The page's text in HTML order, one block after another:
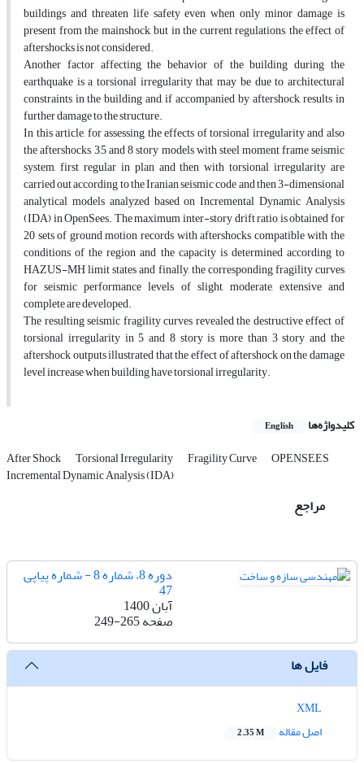
buildings and threaten life safety even when only minor damage is
present from the mainshock, but in the current regulations, the effect of
aftershocks is not considered.
Another factor affecting the behavior of the building during the
earthquake is a torsional irregularity that may be due to architectural
constraints in the building and, if accompanied by aftershock, results in
further damage to the structure.
In this article, for assessing the effects of torsional irregularity and also
the aftershocks, 3,5 and 8 story models with steel moment frame seismic
system, first regular in plan and then with torsional irregularity are
carried out according to the Iranian seismic code and then 3-dimensional
analytical models analyzed based on Incremental Dynamic Analysis
(IDA) in OpenSees. The maximum inter-story drift ratio is obtained for
20 sets of ground motion records with aftershocks compatible with the
conditions of the region and the capacity is determined according to
HAZUS-MH limit states and finally, the corresponding fragility curves
for seismic performance levels of slight, moderate, extensive and
complete are developed.
The resulting seismic fragility curves revealed the destructive effect of
torsional irregularity in 5 and 8 story is more than 3 story and the
aftershock outputs illustrated that the effect of aftershock on the damage
level increase when building have torsional irregularity.
کلیدواژه‌ها English
After Shock Torsional Irregularity Fragility Curve OPENSEES
Incremental Dynamic Analysis (IDA)
مراجع
دوره 8، شماره 8 - شماره پیاپی
47
آبان 1400
صفحه249-265
فایل ها
اصل مقاله
2.35 M